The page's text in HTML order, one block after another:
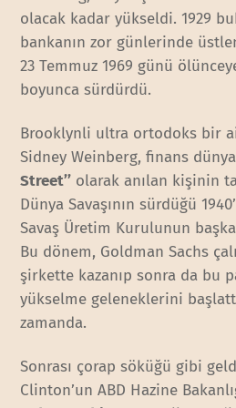
olacak kadar yükseldi. 1929
bankanın zor günlerinde
23 Temmuz 1969 günü
boyunca sürdürdü.
Brooklynli ultra ortodoks bir
Sidney Weinberg, finans
Street’’ olarak anılan kişinin
Dünya Savaşının sürdüğü
Savaş Üretim Kurulunun
Bu dönem, Goldman Sachs
şirkette kazanıp sonra da bu
yükselme geleneklerini
zamanda.
Sonrası çorap söküğü gibi
Clinton’un ABD Hazine